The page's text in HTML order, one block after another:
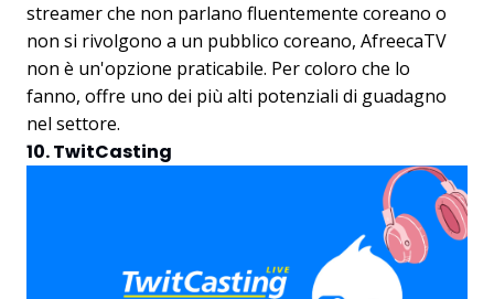
streamer che non parlano fluentemente coreano o
non si rivolgono a un pubblico coreano, AfreecaTV
non è un'opzione praticabile. Per coloro che lo
fanno, offre uno dei più alti potenziali di guadagno
nel settore.
10. TwitCasting